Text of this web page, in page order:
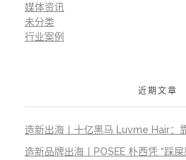
媒体资讯
未分类
行业案例
近期文章
造新出海丨十亿黑马 Luvme Hair：
造新品牌出海丨POSEE 朴西凭 “踩